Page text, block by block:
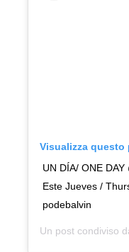
Visualizza questo
UN DÍA/ ONE
Este Jueves /
podebalvin
Un post condiviso